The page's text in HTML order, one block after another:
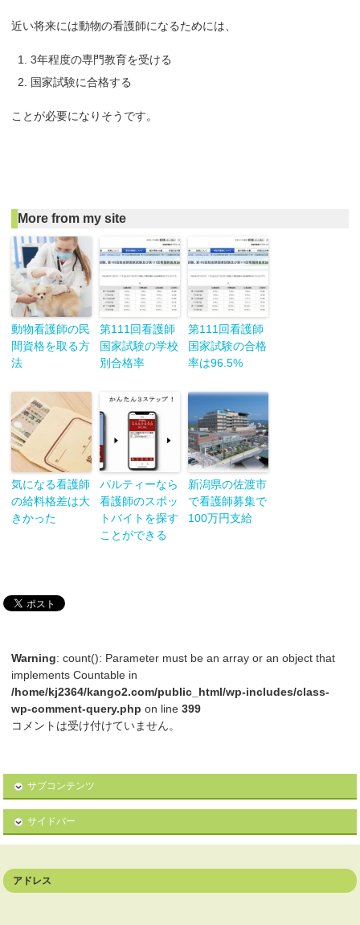
近い将来には動物の看護師になるためには、
3年程度の専門教育を受ける
国家試験に合格する
ことが必要になりそうです。
More from my site
動物看護師の民
間資格を取る方
法
第111回看護師
国家試験の学校
別合格率
第111回看護師
国家試験の合格
率は96.5%
気になる看護師
の給料格差は大
きかった
パルティーなら
看護師のスポッ
トバイトを探す
ことができる
新潟県の佐渡市
で看護師募集で
100万円支給
Warning: count(): Parameter must be an array or an object that
implements Countable in
/home/kj2364/kango2.com/public_html/wp-includes/class-
wp-comment-query.php on line399
コメントは受け付けていません。
サブコンテンツ
サイドバー
アドレス